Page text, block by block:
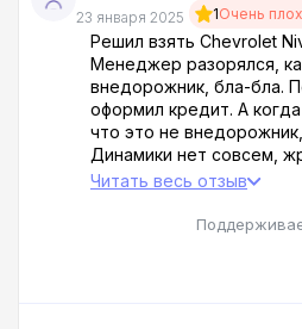
23 января 2025 1Очень
Решил взять Chevrolet
Менеджер разорялся,
внедорожник, бла-бла.
оформил кредит. А когда
что это не
Динамики нет совсем,
себя, внутри все
машина встала посреди
Читать весь отзыв